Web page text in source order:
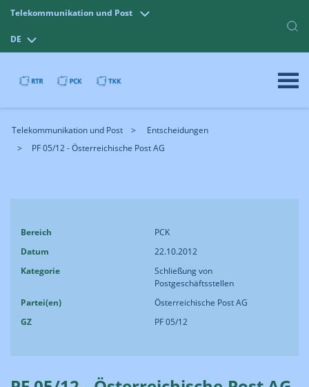
Telekommunikation und Post
DE
Telekommunikation und Post
Entscheidungen
PF 05/12 - Österreichische Post AG
Bereich
PCK
Datum
22.10.2012
Kategorie
Schließung von
Postgeschäftsstellen
Partei(en)
Österreichische Post AG
GZ
PF 05/12